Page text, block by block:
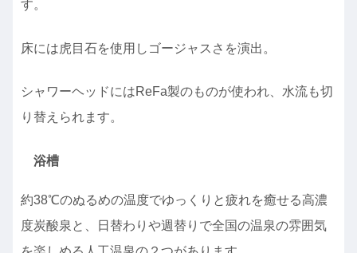
す。
床には虎目石を使用しゴージャスさを演出。
シャワーヘッドにはReFa製のものが使われ、水流も切
り替えられます。
浴槽
約38℃のぬるめの温度でゆっくりと疲れを癒せる高濃
度炭酸泉と、日替わりや週替りで全国の温泉の雰囲気